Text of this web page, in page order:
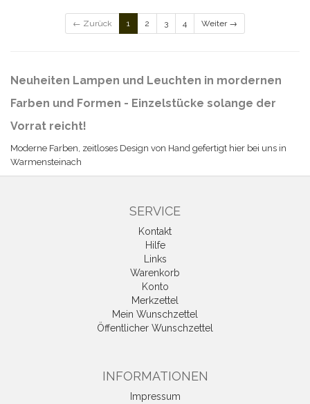
← Zurück 1 2 3 4 Weiter →
Neuheiten Lampen und Leuchten in mordernen
Farben und Formen - Einzelstücke solange der
Vorrat reicht!
Moderne Farben, zeitloses Design von Hand gefertigt hier bei uns in
Warmensteinach
SERVICE
Kontakt
Hilfe
Links
Warenkorb
Konto
Merkzettel
Mein Wunschzettel
Öffentlicher Wunschzettel
INFORMATIONEN
Impressum